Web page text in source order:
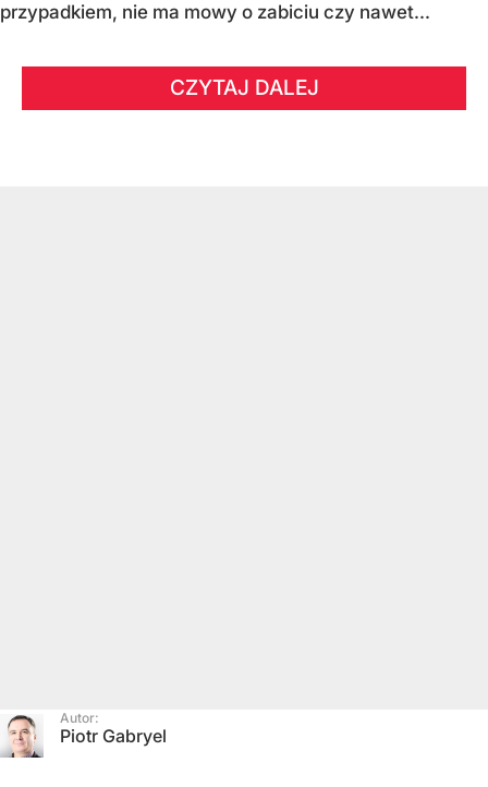
przypadkiem, nie ma mowy o zabiciu czy nawet...
CZYTAJ DALEJ
Autor:
Piotr Gabryel